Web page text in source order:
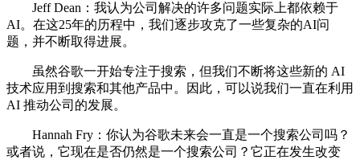
Jeff Dean：我认为公司解决的许多问题实际上都依赖于
AI。在这25年的历程中，我们逐步攻克了一些复杂的AI问
题，并不断取得进展。
虽然谷歌一开始专注于搜索，但我们不断将这些新的 AI
技术应用到搜索和其他产品中。因此，可以说我们一直在利用
AI 推动公司的发展。
Hannah Fry：你认为谷歌未来会一直是一个搜索公司吗？
或者说，它现在是否仍然是一个搜索公司？它正在发生改变